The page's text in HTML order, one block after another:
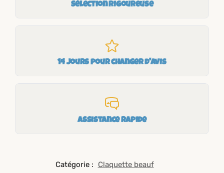
Sélection rigoureuse
14 jours pour changer d'avis
Assistance rapide
Catégorie : Claquette beauf